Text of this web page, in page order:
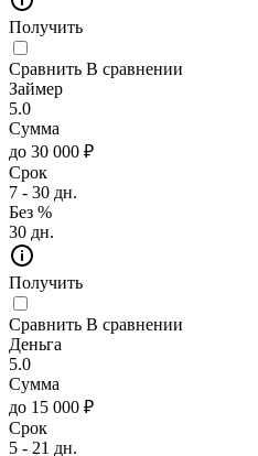
Получить
Сравнить В сравнении
Займер
5.0
Сумма
до 30 000 ₽
Срок
7 - 30 дн.
Без %
30 дн.
Получить
Сравнить В сравнении
Деньга
5.0
Сумма
до 15 000 ₽
Срок
5 - 21 дн.